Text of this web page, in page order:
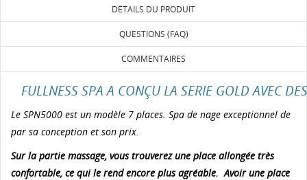
DÉTAILS DU PRODUIT
QUESTIONS (FAQ)
COMMENTAIRES
FULLNESS SPA A CONÇU LA SERIE GOLD AVEC
Le SPN5000 est un modèle 7 places. Spa de nage exceptionnel de
par sa conception et son prix.
Sur la partie massage, vous trouverez une place allongée très
confortable, ce qui le rend encore plus agréable. Avoir une place